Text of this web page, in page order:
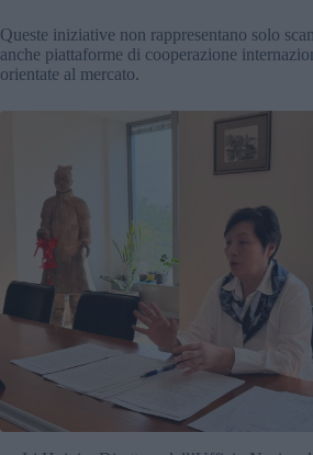
Queste iniziative non rappresentano solo
anche piattaforme di cooperazione
orientate al mercato.